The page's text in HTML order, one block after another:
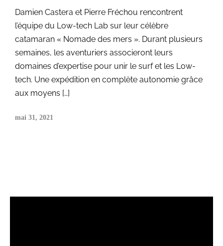
Damien Castera et Pierre Fréchou rencontrent
l’équipe du Low-tech Lab sur leur célèbre
catamaran « Nomade des mers ». Durant plusieurs
semaines, les aventuriers associeront leurs
domaines d’expertise pour unir le surf et les Low-
tech. Une expédition en complète autonomie grâce
aux moyens […]
mai 31, 2021